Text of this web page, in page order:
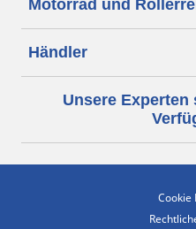
Motorrad und
Händler
Unsere Experten
Cookie